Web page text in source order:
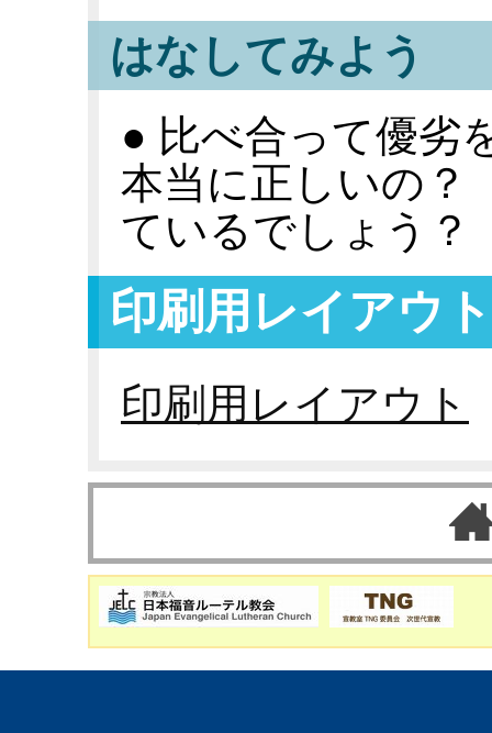
はなしてみよう
● 比べ合って優劣
本当に正しいの
ているでしょう？
印刷用レイアウト
印刷用レイアウト